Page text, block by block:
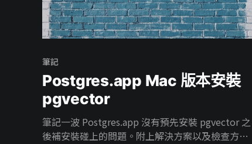
筆記
Postgres.app Mac 版本安裝
pgvector
筆記一波 Postgres.app 沒有預先安裝 pgvector 之
後補安裝碰上的問題。附上解決方案以及檢查方